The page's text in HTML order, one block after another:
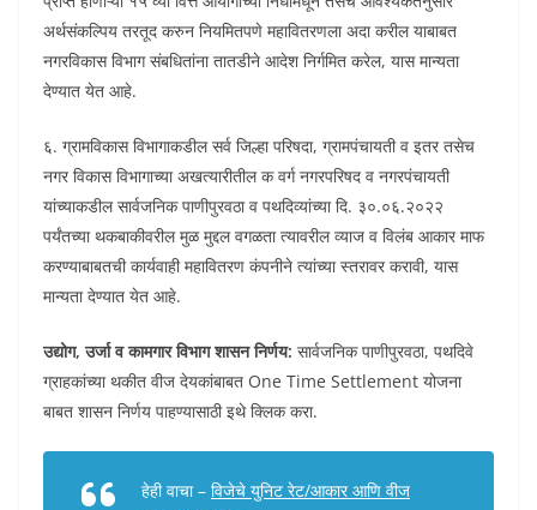
अर्थसंकल्पिय तरतूद करुन नियमितपणे महावितरणला अदा करील याबाबत
नगरविकास विभाग संबधितांना तातडीने आदेश निर्गमित करेल, यास मान्यता
देण्यात येत आहे.
६. ग्रामविकास विभागाकडील सर्व जिल्हा परिषदा, ग्रामपंचायती व इतर तसेच
नगर विकास विभागाच्या अखत्यारीतील क वर्ग नगरपरिषद व नगरपंचायती
यांच्याकडील सार्वजनिक पाणीपुरवठा व पथदिव्यांच्या दि. ३०.०६.२०२२
पर्यंतच्या थकबाकीवरील मुळ मुद्दल वगळता त्यावरील व्याज व विलंब आकार माफ
करण्याबाबतची कार्यवाही महावितरण कंपनीने त्यांच्या स्तरावर करावी, यास
मान्यता देण्यात येत आहे.
उद्योग, उर्जा व कामगार विभाग शासन निर्णय: सार्वजनिक पाणीपुरवठा, पथदिवे
ग्राहकांच्या थकीत वीज देयकांबाबत One Time Settlement योजना
बाबत शासन निर्णय पाहण्यासाठी इथे क्लिक करा.
हेही वाचा – विजेचे युनिट रेट/आकार आणि वीज